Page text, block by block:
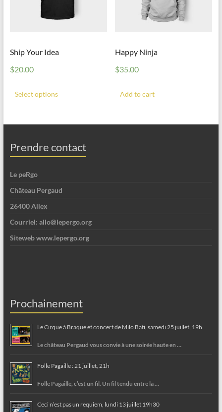
Ship Your Idea
$20.00
Select options
Happy Ninja
$35.00
Add to cart
Prendre contact
Le peRgo
Château Pergaud
26400 Allex
Courriel: allo@lepergo.org
Siteweb www.lepergo.org
Prochainement
Le Cirque à Braque et concert de Milo Bati, samedi 25 juillet, 19h
Le château Pergaud vous convie à une soirée haute en …
Folle Pagaille : 21 juillet, 21h
Folle Pagaille, c’est un fil. Un fil tendu entre la …
Ceci n’est pas un requiem, lundi 13 juillet 19h30